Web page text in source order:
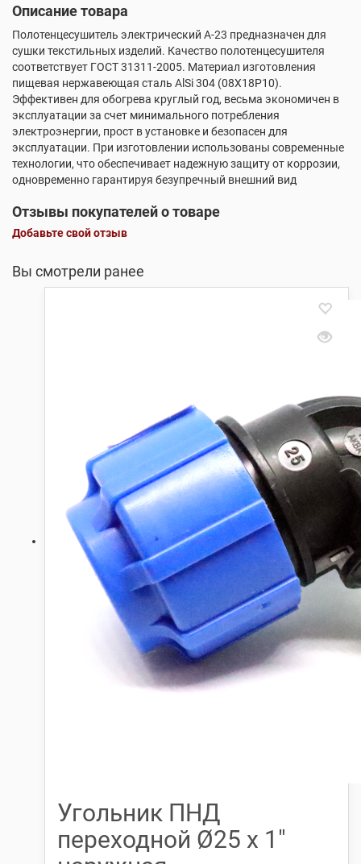
Описание товара
Полотенцесушитель электрический А-23 предназначен для
сушки текстильных изделий. Качество полотенцесушителя
соответствует ГОСТ 31311-2005. Материал изготовления
пищевая нержавеющая сталь AlSi 304 (08X18P10).
Эффективен для обогрева круглый год, весьма экономичен в
эксплуатации за счет минимального потребления
электроэнергии, прост в установке и безопасен для
эксплуатации. При изготовлении использованы современные
технологии, что обеспечивает надежную защиту от коррозии,
одновременно гарантируя безупречный внешний вид
Отзывы покупателей о товаре
Добавьте свой отзыв
Вы смотрели ранее
Угольник ПНД
переходной Ø25 х 1″